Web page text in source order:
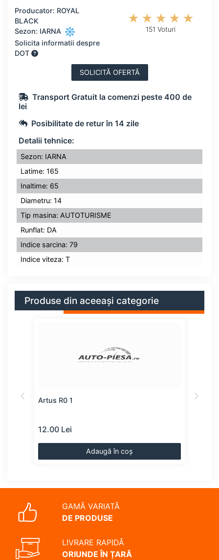
Producator: ROYAL
BLACK
Sezon: IARNA
Solicita informatii despre
DOT
151 Voturi
SOLICITĂ OFERTĂ
Transport Gratuit la comenzi peste 400 de
lei
Posibilitate de retur în 14 zile
Detalii tehnice:
Sezon: IARNA
Latime: 165
Inaltime: 65
Diametru: 14
Tip masina: AUTOTURISME
Runflat: DA
Indice sarcina: 79
Indice viteza: T
Produse din aceeași categorie
Artus R0 1
12.00 Lei
Adaugă în coș
GAMĂ VARIATĂ
DE PRODUSE
LIVRARE RAPIDĂ
ORIUNDE ÎN ȚARĂ